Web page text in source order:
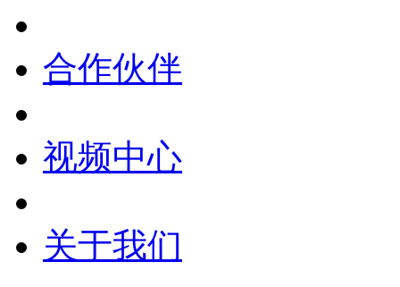
合作伙伴
视频中心
关于我们